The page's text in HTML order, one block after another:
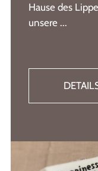
Hause des
unsere ...